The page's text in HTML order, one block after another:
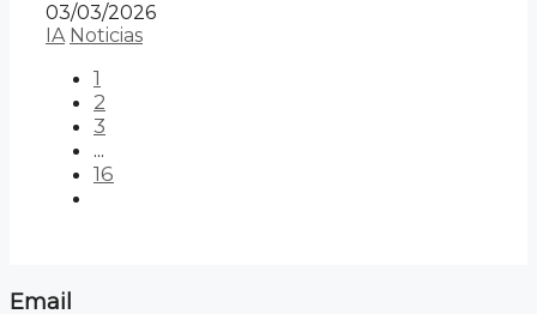
03/03/2026
IA Noticias
1
2
3
...
16
Email